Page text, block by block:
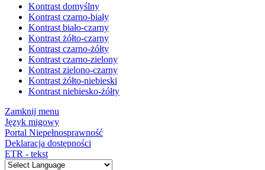
Kontrast domyślny
Kontrast czarno-biały
Kontrast biało-czarny
Kontrast żółto-czarny
Kontrast czarno-żółty
Kontrast czarno-zielony
Kontrast zielono-czarny
Kontrast żółto-niebieski
Kontrast niebiesko-żółty
Zamknij menu
Język migowy
Portal Niepełnosprawność
Deklaracja dostępności
ETR - tekst